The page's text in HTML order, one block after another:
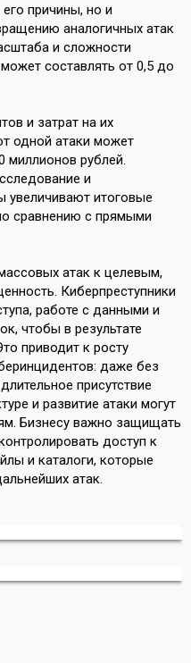
причины, но и
аналогичных атак
и сложности
составлять от 0,5 до
и затрат на их
одной атаки может
миллионов рублей.
и
увеличивают итоговые
сравнению с прямыми
атак к целевым,
Киберпреступники
работе с данными и
чтобы в результате
приводит к росту
даже без
присутствие
и развитие атаки могут
Бизнесу важно защищать
доступ к
и каталоги, которые
атак.